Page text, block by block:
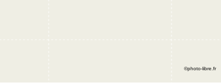
©photo-libre.fr